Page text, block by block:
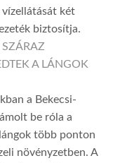
két
biztosítja.
SZÁRAZ
A LÁNGOK
a Bekecsi-
be róla a
több ponton
növényzetben. A